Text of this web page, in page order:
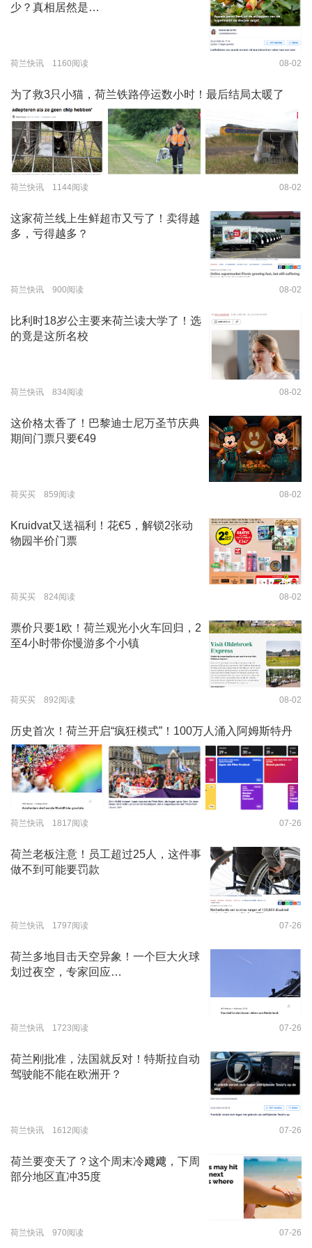
少？真相居然是…
荷兰快讯 1160阅读 08-02
为了救3只小猫，荷兰铁路停运数小时！最后结局太暖了
荷兰快讯 1144阅读 08-02
这家荷兰线上生鲜超市又亏了！卖得越
多，亏得越多？
荷兰快讯 900阅读 08-02
比利时18岁公主要来荷兰读大学了！选
的竟是这所名校
荷兰快讯 834阅读 08-02
这价格太香了！巴黎迪士尼万圣节庆典
期间门票只要€49
荷买买 859阅读 08-02
Kruidvat又送福利！花€5，解锁2张动
物园半价门票
荷买买 824阅读 08-02
票价只要1欧！荷兰观光小火车回归，2
至4小时带你慢游多个小镇
荷买买 892阅读 08-02
历史首次！荷兰开启“疯狂模式”！100万人涌入阿姆斯特丹
荷兰快讯 1817阅读 07-26
荷兰老板注意！员工超过25人，这件事
做不到可能要罚款
荷兰快讯 1797阅读 07-26
荷兰多地目击天空异象！一个巨大火球
划过夜空，专家回应…
荷兰快讯 1723阅读 07-26
荷兰刚批准，法国就反对！特斯拉自动
驾驶能不能在欧洲开？
荷兰快讯 1612阅读 07-26
荷兰要变天了？这个周末冷飕飕，下周
部分地区直冲35度
荷兰快讯 970阅读 07-26